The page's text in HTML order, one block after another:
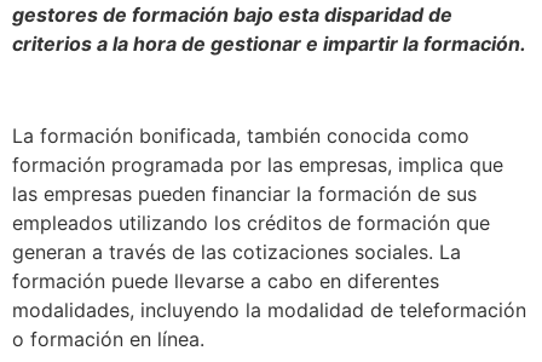
gestores de formación bajo esta disparidad de
criterios a la hora de gestionar e impartir la formación.
La formación bonificada, también conocida como
formación programada por las empresas, implica que
las empresas pueden financiar la formación de sus
empleados utilizando los créditos de formación que
generan a través de las cotizaciones sociales. La
formación puede llevarse a cabo en diferentes
modalidades, incluyendo la modalidad de teleformación
o formación en línea.